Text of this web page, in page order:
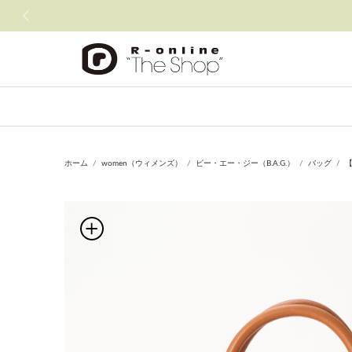
ホーム women（ウィメンズ） ビー・エー・ジー（B.A.G.） バッグ